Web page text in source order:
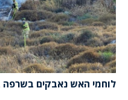
לוחמי האש נאבקים